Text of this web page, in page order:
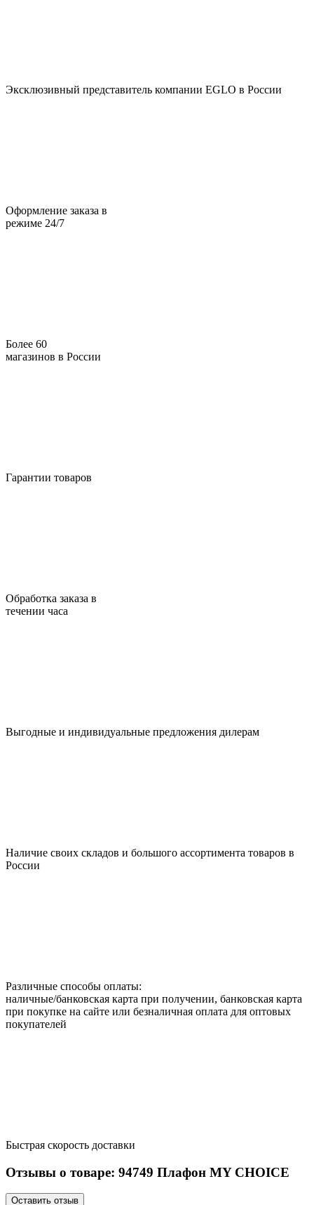
Эксклюзивный представитель компании EGLO в России
Оформление заказа в
режиме 24/7
Более 60
магазинов в России
Гарантии товаров
Обработка заказа в
течении часа
Выгодные и индивидуальные предложения дилерам
Наличие своих складов и большого ассортимента товаров в
России
Различные способы оплаты:
наличные/банковская карта при получении, банковская карта
при покупке на сайте или безналичная оплата для оптовых
покупателей
Быстрая скорость доставки
Отзывы о товаре: 94749 Плафон MY CHOICE
Оставить отзыв